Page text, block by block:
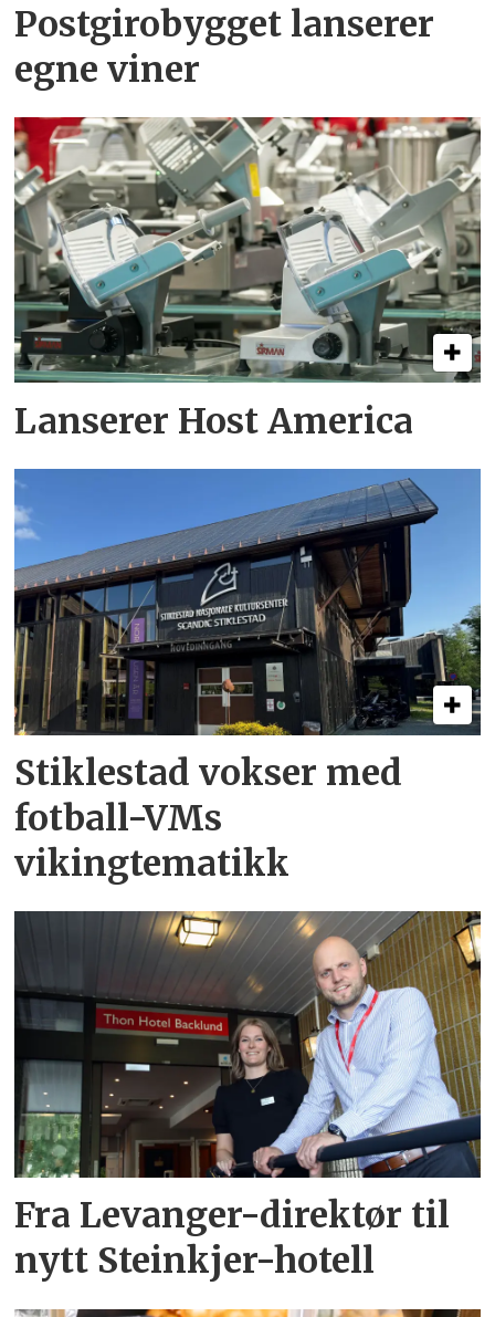
Postgirobygget lanserer
egne viner
Lanserer Host America
Stiklestad vokser med
fotball-VMs
vikingtematikk
Fra Levanger-direktør til
nytt Steinkjer-hotell